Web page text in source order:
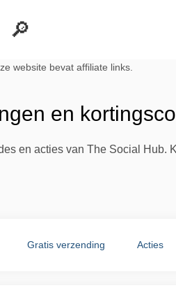
website bevat affiliate links.
en
en acties van The Social Hub.
Gratis verzending Acties